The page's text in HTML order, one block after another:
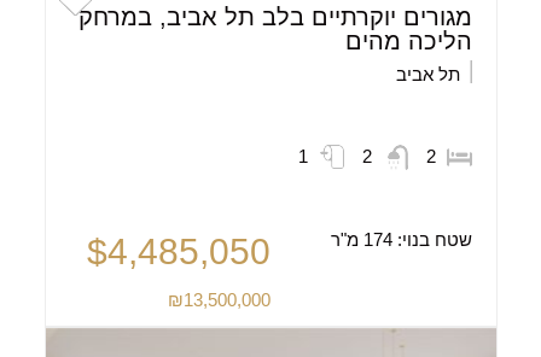
מגורים יוקרתיים בלב תל אביב, במרחק
הליכה מהים
תל אביב
2
2
1
שטח בנוי:174 מ"ר $4,485,050
₪13,500,000